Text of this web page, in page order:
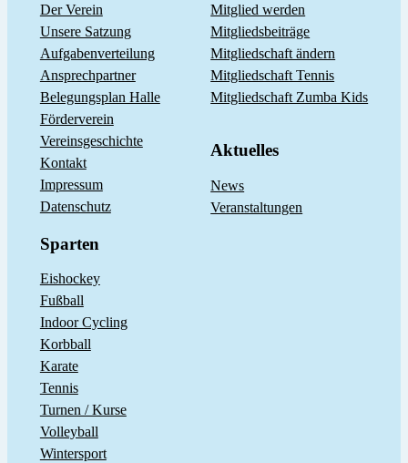
e
n
Der Verein
Unsere Satzung
Aufgabenverteilung
Ansprechpartner
Belegungsplan Halle
Förderverein
Vereinsgeschichte
Kontakt
Impressum
Datenschutz
Mitglied werden
Mitgliedsbeiträge
Mitgliedschaft ändern
Mitgliedschaft Tennis
Mitgliedschaft Zumba Kids
Aktuelles
News
Veranstaltungen
Sparten
Eishockey
Fußball
Indoor Cycling
Korbball
Karate
Tennis
Turnen / Kurse
Volleyball
Wintersport